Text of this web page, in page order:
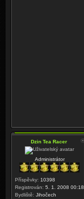
Dzin Tea Racer
Administrátor
Příspěvky: 10398
Registrován: 5. 1. 2008 00:18
Bydliště: Jihočech